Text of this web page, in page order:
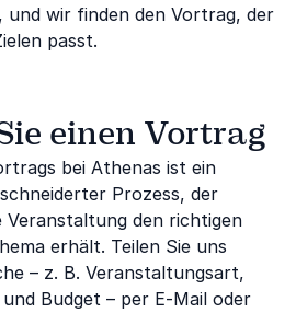
und wir finden den Vortrag, der
passt.
einen Vortrag
bei Athenas ist ein
Prozess, der
den richtigen
erhält. Teilen Sie uns
– z. B. Veranstaltungsart,
Budget – per E-Mail oder